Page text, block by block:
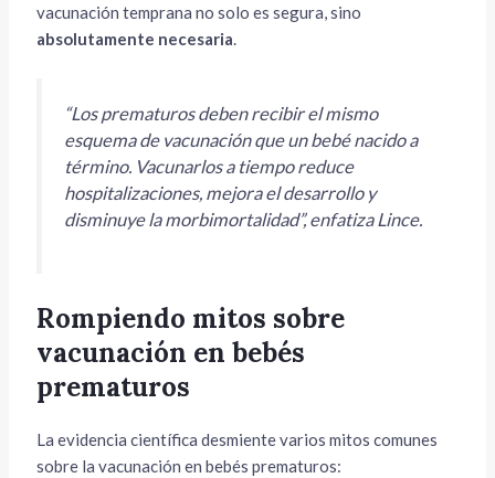
vacunación temprana no solo es segura, sino
absolutamente necesaria.
“Los prematuros deben recibir el mismo
esquema de vacunación que un bebé nacido a
término. Vacunarlos a tiempo reduce
hospitalizaciones, mejora el desarrollo y
disminuye la morbimortalidad”,enfatiza Lince.
Rompiendo mitos sobre
vacunación en bebés
prematuros
La evidencia científica desmiente varios mitos comunes
sobre la vacunación en bebés prematuros: